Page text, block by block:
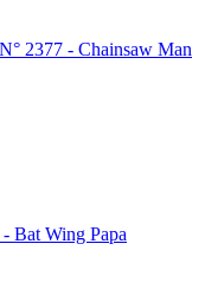
2377 - Chainsaw Man
Bat Wing Papa